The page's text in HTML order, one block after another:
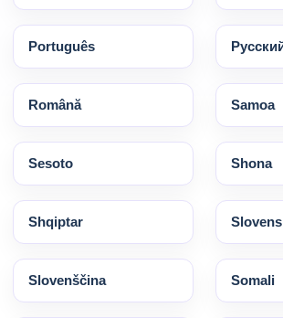
Português
Română Samoa
Sesoto Shona
Shqiptar
Slovenščina Somali